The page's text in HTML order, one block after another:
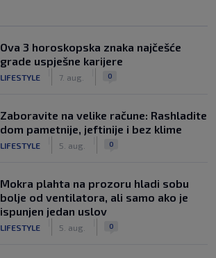
Ova 3 horoskopska znaka najčešće
grade uspješne karijere
LIFESTYLE 7. aug. 0
Zaboravite na velike račune: Rashladite
dom pametnije, jeftinije i bez klime
LIFESTYLE 5. aug. 0
Mokra plahta na prozoru hladi sobu
bolje od ventilatora, ali samo ako je
ispunjen jedan uslov
LIFESTYLE 5. aug. 0